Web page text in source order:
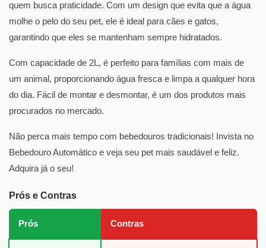
quem busca praticidade. Com um design que evita que a água
molhe o pelo do seu pet, ele é ideal para cães e gatos,
garantindo que eles se mantenham sempre hidratados.
Com capacidade de 2L, é perfeito para famílias com mais de
um animal, proporcionando água fresca e limpa a qualquer hora
do dia. Fácil de montar e desmontar, é um dos produtos mais
procurados no mercado.
Não perca mais tempo com bebedouros tradicionais! Invista no
Bebedouro Automático e veja seu pet mais saudável e feliz.
Adquira já o seu!
Prós e Contras
Prós Contras